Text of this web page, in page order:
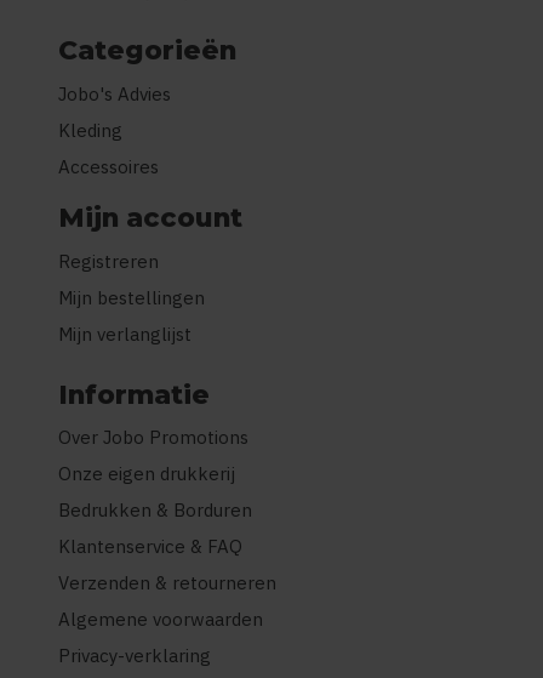
Categorieën
Jobo's Advies
Kleding
Accessoires
Mijn account
Registreren
Mijn bestellingen
Mijn verlanglijst
Informatie
Over Jobo Promotions
Onze eigen drukkerij
Bedrukken & Borduren
Klantenservice & FAQ
Verzenden & retourneren
Algemene voorwaarden
Privacy-verklaring